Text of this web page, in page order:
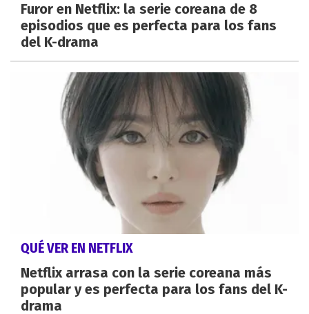
Furor en Netflix: la serie coreana de 8
episodios que es perfecta para los fans
del K-drama
QUÉ VER EN NETFLIX
Netflix arrasa con la serie coreana más
popular y es perfecta para los fans del K-
drama